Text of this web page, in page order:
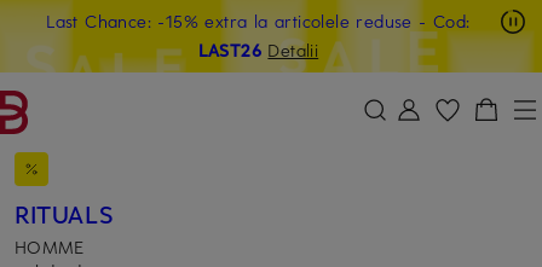
SARI LA CONȚINUTUL PRINCIPAL SARI LA CÂMPUL DE CĂUTARE
Last Chance: -15% extra la articolele reduse - Cod:
LAST26 Detalii
RITUALS
HOMME